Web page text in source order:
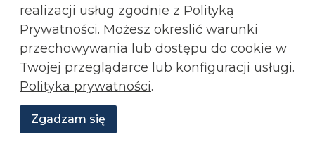
realizacji usług zgodnie z Polityką
Prywatności. Możesz okreslić warunki
przechowywania lub dostępu do cookie w
Twojej przeglądarce lub konfiguracji usługi.
Polityka prywatności.
Zgadzam się